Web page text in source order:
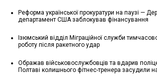
Реформа української прокуратури на паузі —
департамент США заблокував фінансування
Ізюмський відділ Міграційної служби
роботу після ракетного удар
Ображав військовослужбовців та вдарив
Полтаві колишнього фітнес-тренера засудили